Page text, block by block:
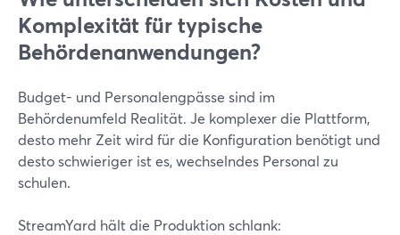
Komplexität für typische
Behördenanwendungen?
Budget- und Personalengpässe sind im
Behördenumfeld Realität. Je komplexer die Plattform,
desto mehr Zeit wird für die Konfiguration benötigt und
desto schwieriger ist es, wechselndes Personal zu
schulen.
StreamYard hält die Produktion schlank: